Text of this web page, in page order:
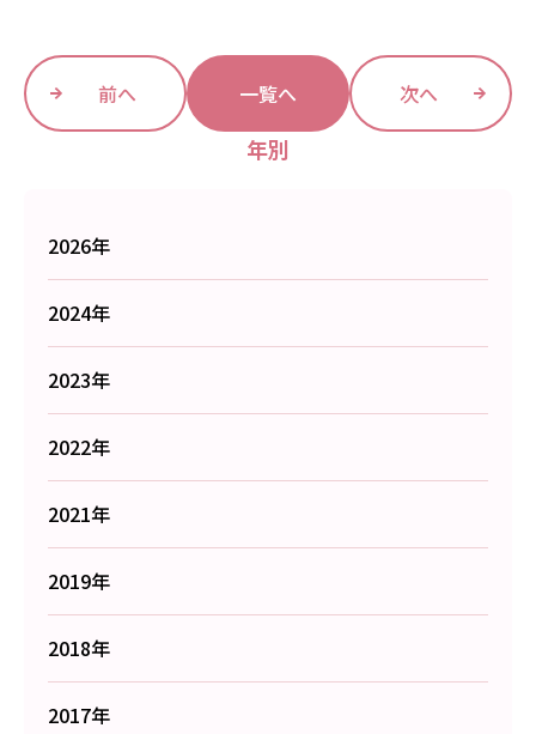
前へ 一覧へ 次へ
年別
2026年
2024年
2023年
2022年
2021年
2019年
2018年
2017年